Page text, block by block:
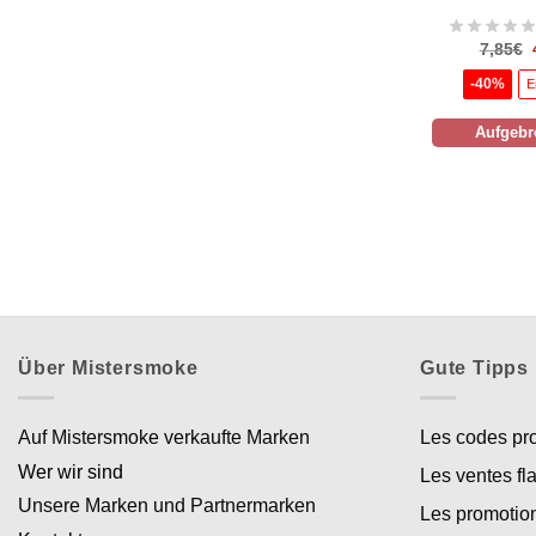
7,85€
-40%
Über Mistersmoke
Auf Mistersmoke verkaufte Marken
Wer wir sind
Unsere Marken und Partnermarken
Gute Tipps
Les codes
Les ventes
Les